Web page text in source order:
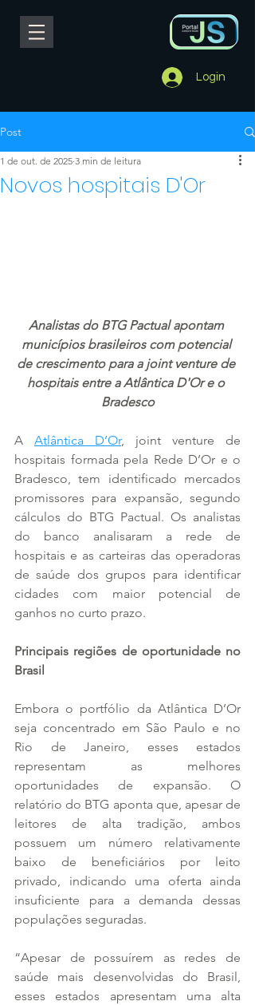
Login
Post
Novos hospitais D'Or
1 de out. de 2025 3 min de leitura
Analistas do BTG Pactual apontam
municípios brasileiros com potencial
de crescimento para a joint venture de
hospitais entre a Atlântica D'Or e o
Bradesco
A Atlântica D’Or, joint venture de
hospitais formada pela Rede D’Or e o
Bradesco, tem identificado mercados
promissores para expansão, segundo
cálculos do BTG Pactual. Os analistas
do banco analisaram a rede de
hospitais e as carteiras das operadoras
de saúde dos grupos para identificar
cidades com maior potencial de
ganhos no curto prazo.
Principais regiões de oportunidade no
Brasil
Embora o portfólio da Atlântica D’Or
seja concentrado em São Paulo e no
Rio de Janeiro, esses estados
representam as melhores
oportunidades de expansão. O
relatório do BTG aponta que, apesar de
leitores de alta tradição, ambos
possuem um número relativamente
baixo de beneficiários por leito
privado, indicando uma oferta ainda
insuficiente para a demanda dessas
populações seguradas.
“Apesar de possuírem as redes de
saúde mais desenvolvidas do Brasil,
esses estados apresentam uma alta